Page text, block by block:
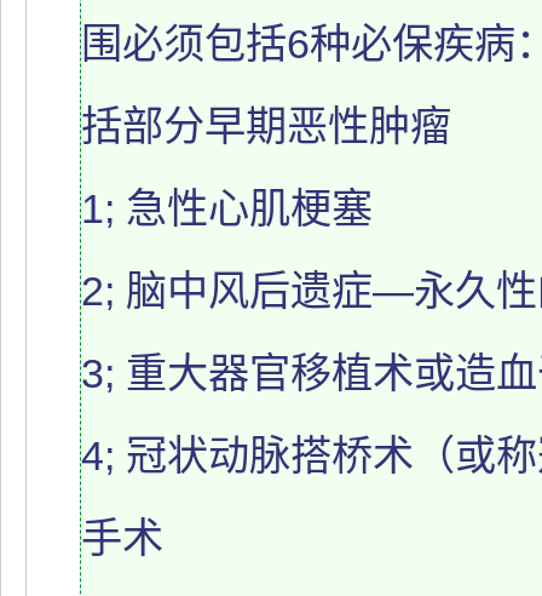
围必须包括6种必保疾
括部分早期恶性肿瘤
1; 急性心肌梗塞
2; 脑中风后遗症—永久
3; 重大器官移植术或造
4; 冠状动脉搭桥术（或
手术